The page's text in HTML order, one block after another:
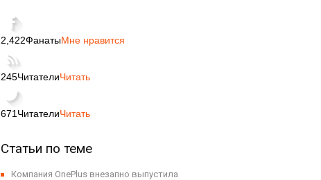
2,422ФанатыМне нравится
245ЧитателиЧитать
671 ЧитателиЧитать
Статьи по теме
Компания OnePlus внезапно выпустила